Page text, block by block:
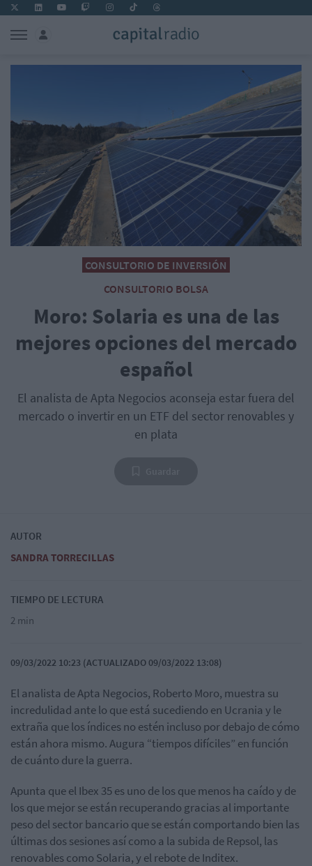
CONSULTORIO DE INVERSIÓN
CONSULTORIO BOLSA
Moro: Solaria es una de las
mejores opciones del mercado
español
El analista de Apta Negocios aconseja estar fuera del
mercado o invertir en un ETF del sector renovables y
en plata
AUTOR
SANDRA TORRECILLAS
TIEMPO DE LECTURA
2 min
09/03/2022 10:23 (ACTUALIZADO 09/03/2022 13:08)
El analista de Apta Negocios, Roberto Moro, muestra su
incredulidad ante lo que está sucediendo en Ucrania y le
extraña que los índices no estén incluso por debajo de cómo
están ahora mismo. Augura “tiempos difíciles” en función
de cuánto dure la guerra.
Apunta que el Ibex 35 es uno de los que menos ha caído y de
los que mejor se están recuperando gracias al importante
peso del sector bancario que se están comportando bien las
últimas dos sesiones así como a la subida de Repsol, las
renovables como Solaria, y el rebote de Inditex.